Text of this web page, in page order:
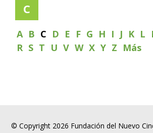
C
A B C D E F G H I J K L
R S T U V W X Y Z Más
© Copyright 2026 Fundación del Nuevo